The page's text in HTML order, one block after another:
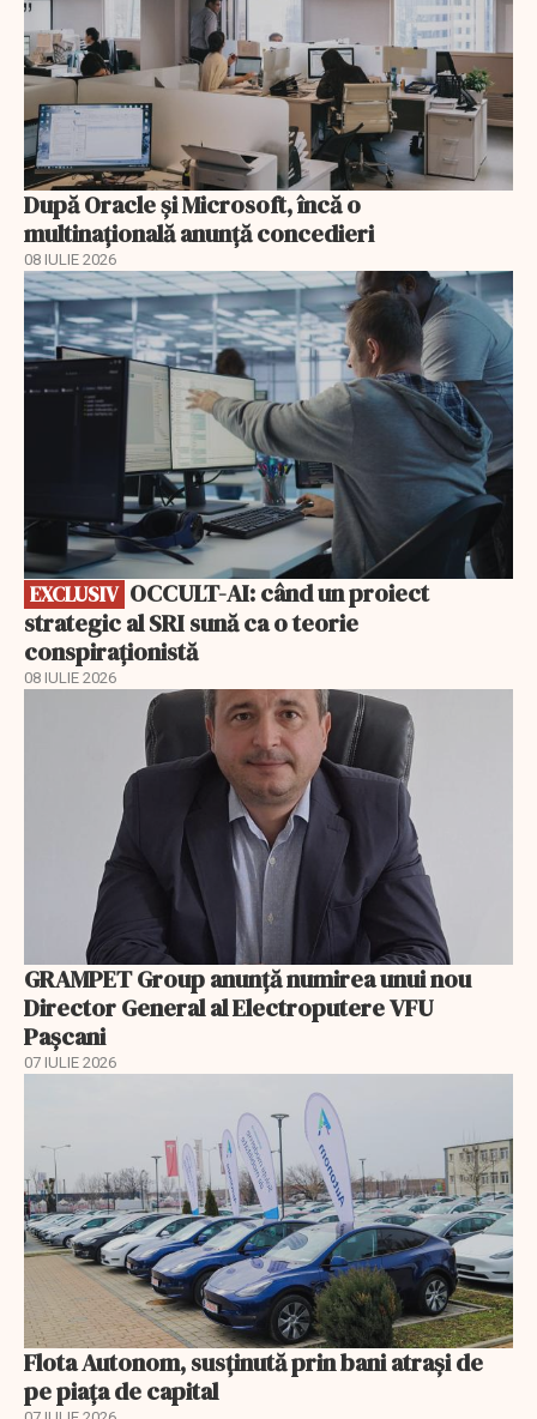
După Oracle şi Microsoft, încă o
multinaţională anunţă concedieri
08 IULIE 2026
EXCLUSIV
EXCLUSIV
strategic al SRI sună ca o teorie
conspiraționistă
08 IULIE 2026
GRAMPET Group anunță numirea unui nou
Director General al Electroputere VFU
Pașcani
07 IULIE 2026
Flota Autonom, susținută prin bani atrași de
pe piața de capital